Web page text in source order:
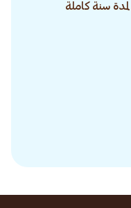
سنة كاملة